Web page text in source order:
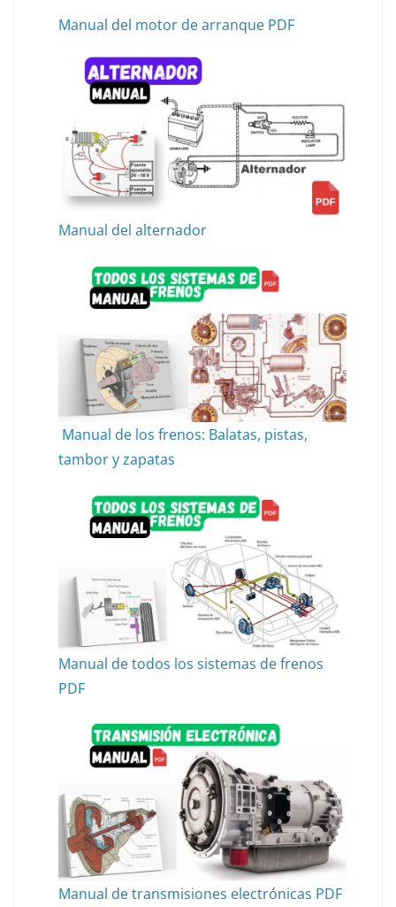
Manual del motor de arranque PDF
Manual del alternador
Manual de los frenos: Balatas, pistas,
tambor y zapatas
Manual de todos los sistemas de frenos
PDF
Manual de transmisiones electrónicas PDF